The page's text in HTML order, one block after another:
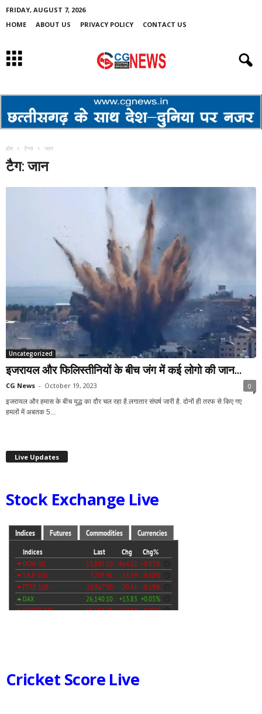
FRIDAY, AUGUST 7, 2026
HOME
ABOUT US PRIVACY POLICY CONTACT US
होम टैग्स जान
टैग: जान
Uncategorized
इजरायल और फिलिस्तीनियों के बीच जंग में कई लोगो की जान...
CG News - October 19, 2023 0
इजरायल और हमास के बीच युद्ध का दौर चल रहा है.लगातार संघर्ष जारी है. दोनों ही तरफ से किए गए
हमलों में अबतक 5...
Live Updates
Stock Exchange Live
Cricket Score Live